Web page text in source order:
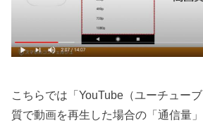
こちらでは「YouTube（ユーチュー
質で動画を再生した場合の「通信量